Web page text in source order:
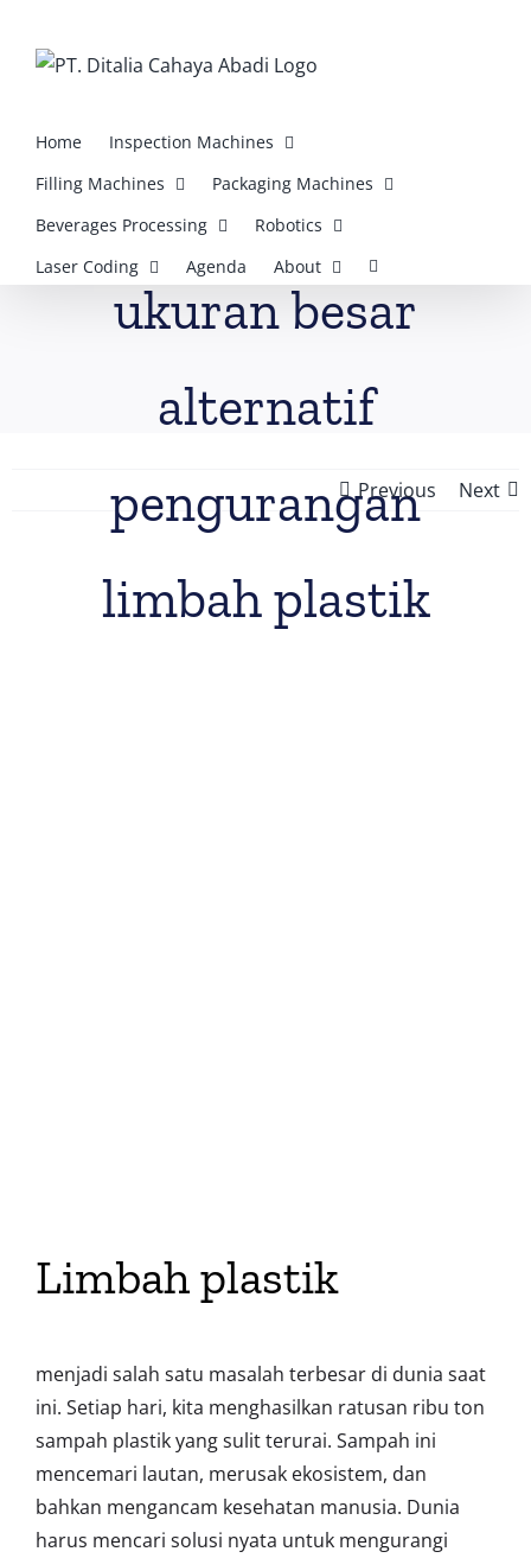
Home
Inspection Machines
Filling Machines
Packaging Machines
Beverages Processing
Robotics
Laser Coding
Agenda About
Solusi Ramah
Lingkungan : Botol
ukuran besar
alternatif
pengurangan
limbah plastik
Previous Next
Limbah plastik
menjadi salah satu masalah terbesar di dunia saat
ini. Setiap hari, kita menghasilkan ratusan ribu ton
sampah plastik yang sulit terurai. Sampah ini
mencemari lautan, merusak ekosistem, dan
bahkan mengancam kesehatan manusia. Dunia
harus mencari solusi nyata untuk mengurangi